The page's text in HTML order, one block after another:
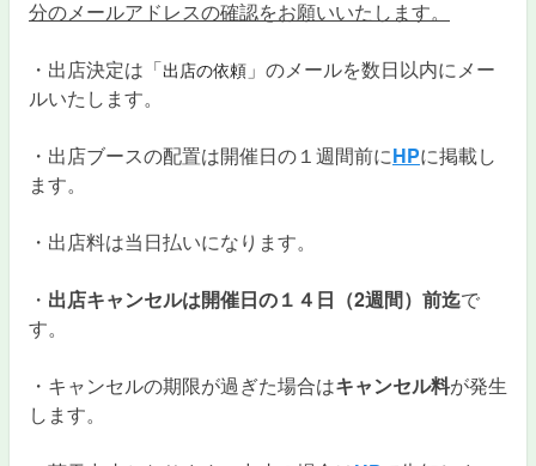
分のメールアドレスの確認をお願いいたします。
・出店決定は「出店の依頼 」のメールを数日以内にメー
ルいたします。
・出店ブースの配置は開催日の１週間前にHPに掲載し
ます。
・出店料は当日払いになります。
・ 出店キャンセルは開催日の１４日（2週間）前迄で
す。
・キャンセルの期限が過ぎた場合はキャンセル料が発生
します。